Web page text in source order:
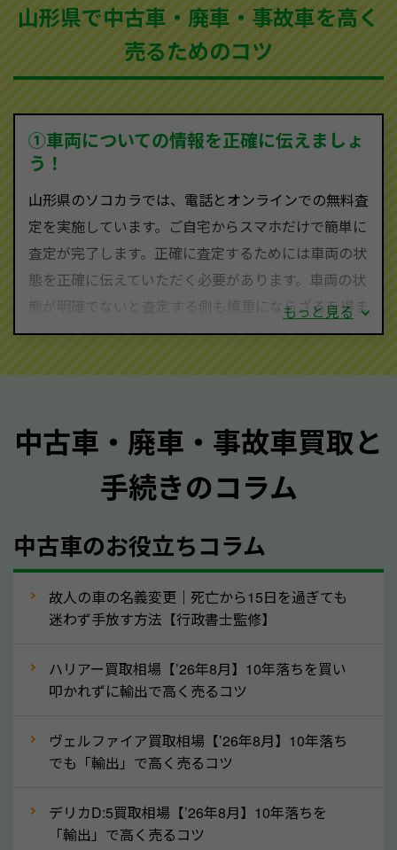
買取可能です。
ソコカラは世界１１０か国に独自の販売ネットワーク
を持ち、国内に自社物流網、自社ヤードをもっている
を実現し、お客様に利益を還元することができるので
す。
590-870）までお問い合わせ下さい。
査定・ご相談・見積もりはすべて無料で行います。安
心してお問い合わせください。
山形県で中古車・廃車・事故車を高く
売るためのコツ
①車両についての情報を正確に伝えましょ
う！
山形県のソコカラでは、電話とオンラインでの無料査
定を実施しています。ご自宅からスマホだけで簡単に
査定が完了します。正確に査定するためには車両の状
態を正確に伝えていただく必要があります。車両の状
態が明確でないと査定する側も慎重にならざるを得ま
せん。廃車・事故車査定する際はできるだけ車検証を
質問させていただく内容は以下の通りとなります。
メーカー／車種
型式／グレード
走行距離（例：約〇万キロ）
車検の満了日
内装や外装の状態
定を行い高価買取価格をつけやすくなります。
ってきます！
月割りで返還されるものです。ですから、自動車税の
還付金は早めに売却するほど多く還付されます。不要
もっと見る
中古車・廃車・事故車買取と
手続きのコラム
中古車のお役立ちコラム
故人の車の名義変更｜死亡から15日を過ぎても
迷わず手放す方法【行政書士監修】
ハリアー買取相場【’26年8月】10年落ちを買い
叩かれずに輸出で高く売るコツ
ヴェルファイア買取相場【’26年8月】10年落ち
でも「輸出」で高く売るコツ
デリカD:5買取相場【’26年8月】10年落ちを
「輸出」で高く売るコツ